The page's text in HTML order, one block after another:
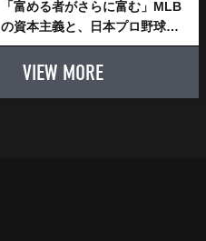
性化・社会価値創造の近未来図
とは
「富める者がさらに富む」MLB
の資本主義と、日本プロ野球が
踏み出せない一歩
VIEW MORE